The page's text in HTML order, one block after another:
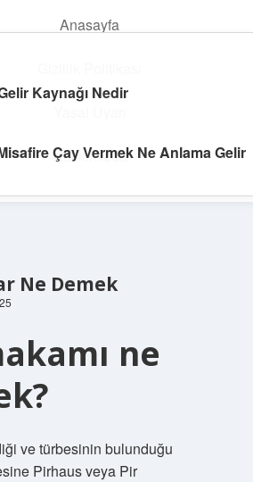
Anasayfa
Hakkımızda
ve İlham
keyifli bir macera!
Ne Demek
ne
ve türbesinin bulunduğu
Pirhaus veya Pir
Kaynağı Nedir
Çay Vermek Ne Anlama Gelir